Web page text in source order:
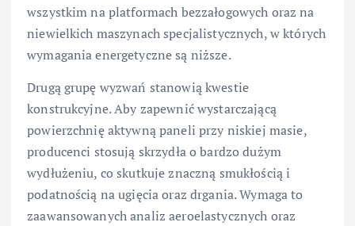
wszystkim na platformach bezzałogowych oraz na
niewielkich maszynach specjalistycznych, w których
wymagania energetyczne są niższe.
Drugą grupę wyzwań stanowią kwestie
konstrukcyjne. Aby zapewnić wystarczającą
powierzchnię aktywną paneli przy niskiej masie,
producenci stosują skrzydła o bardzo dużym
wydłużeniu, co skutkuje znaczną smukłością i
podatnością na ugięcia oraz drgania. Wymaga to
zaawansowanych analiz aeroelastycznych oraz